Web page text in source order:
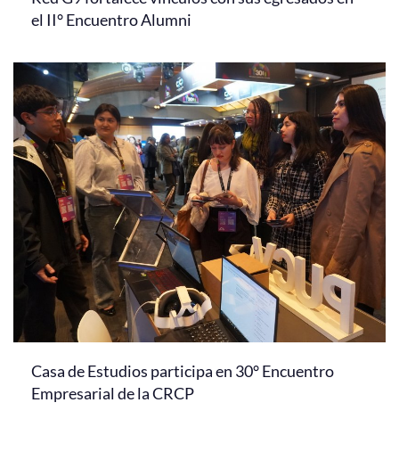
el II° Encuentro Alumni
Casa de Estudios participa en 30° Encuentro
Empresarial de la CRCP